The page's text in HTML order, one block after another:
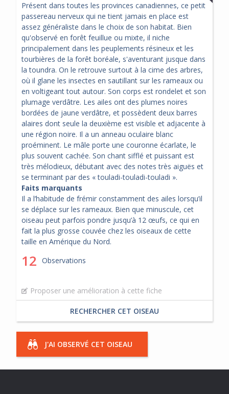
Présent dans toutes les provinces canadiennes, ce petit
passereau nerveux qui ne tient jamais en place est
assez généraliste dans le choix de son habitat. Bien
qu'observé en forêt feuillue ou mixte, il niche
principalement dans les peuplements résineux et les
tourbières de la forêt boréale, s'aventurant jusque dans
la toundra. On le retrouve surtout à la cime des arbres,
où il glane les insectes en sautillant sur les rameaux ou
en voltigeant tout autour. Son corps est rondelet et son
plumage verdâtre. Les ailes ont des plumes noires
bordées de jaune verdâtre, et possèdent deux barres
alaires dont seule la deuxième est visible et adjacente à
une région noire. Il a un anneau oculaire blanc
proéminent. Le mâle porte une couronne écarlate, le
plus souvent cachée. Son chant sifflé et puissant est
très mélodieux, débutant avec des notes très aiguës et
se terminant par des « touladi-touladi-touladi ».
Faits marquants
Il a l’habitude de frémir constamment des ailes lorsqu’il
se déplace sur les rameaux. Bien que minuscule, cet
oiseau peut parfois pondre jusqu’à 12 œufs, ce qui en
fait la plus grosse couvée chez les oiseaux de cette
taille en Amérique du Nord.
12 Observations
Proposer une amélioration à cette fiche
RECHERCHER CET OISEAU
J'AI OBSERVÉ CET OISEAU